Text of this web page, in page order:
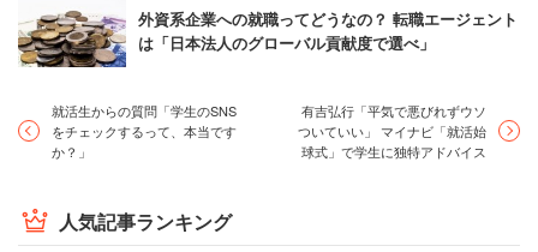
外資系企業への就職ってどうなの？ 転職エージェント
は「日本法人のグローバル貢献度で選べ」
就活生からの質問「学生のSNS
をチェックするって、本当です
か？」
有吉弘行「平気で悪びれずウソ
ついていい」 マイナビ「就活始
球式」で学生に独特アドバイス
人気記事ランキング